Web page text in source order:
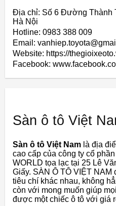
Địa chỉ: Số 6 Đường Thành
Hà Nội
Hotline: 0983 388 009
Email:
Website: https://
Facebook:
Sàn ô tô Việt
Sàn ô tô Việt Nam là địa
cao cấp của công ty cổ
WORLD tọa lạc tại 25 Lê
Giấy. SÀN Ô TÔ VIỆT
tiêu chí khác nhau, không
còn với mong muốn giúp
được một chiếc ô tô với giá